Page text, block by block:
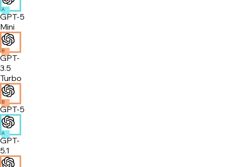
A
GPT-5
Mini
B
GPT-
3.5
Turbo
B
GPT-5
A
GPT-
5.1